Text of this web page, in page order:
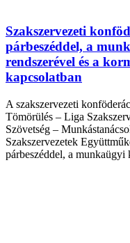
Szakszervezeti
párbeszéddel, a
rendszerével és a
kapcsolatban
A szakszervezeti
Tömörülés – Liga
Szövetség –
Szakszervezetek
párbeszéddel, a munkaügyi